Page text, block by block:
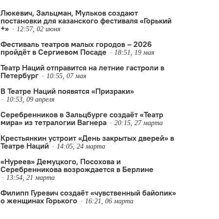
Люкевич, Зальцман, Мульков создают
постановки для казанского фестиваля «Горький
+»
12:57, 02 июня
Фестиваль театров малых городов – 2026
пройдёт в Сергиевом Посаде
18:51, 19 мая
Театр Наций отправится на летние гастроли в
Петербург
10:55, 07 мая
В Театре Наций появятся «Призраки»
10:53, 09 апреля
Серебренников в Зальцбурге создаёт «Театр
мира» из тетралогии Вагнера
20:15, 27 марта
Крестьянкин устроит «День закрытых дверей» в
Театре Наций
14:05, 24 марта
«Нуреев» Демуцкого, Посохова и
Серебренникова возрождается в Берлине
13:54, 21 марта
Филипп Гуревич создаёт «чувственный байопик»
о женщинах Горького
16:21, 06 марта